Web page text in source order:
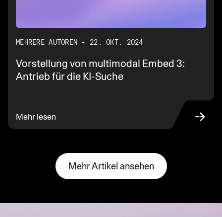
MEHRERE AUTOREN - 22. OKT. 2024
Vorstellung von multimodal Embed 3:
Antrieb für die KI-Suche
Mehr lesen
Mehr Artikel ansehen